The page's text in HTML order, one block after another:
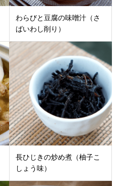
わらびと豆腐の味噌汁（さ
ばいわし削り）
長ひじきの炒め煮（柚子こ
しょう味）